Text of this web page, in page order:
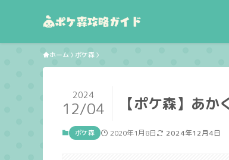
ホーム ポケ森
【ポケ森】あ
2024
12/04
ポケ森 2020年1月8日 2024年12月4日